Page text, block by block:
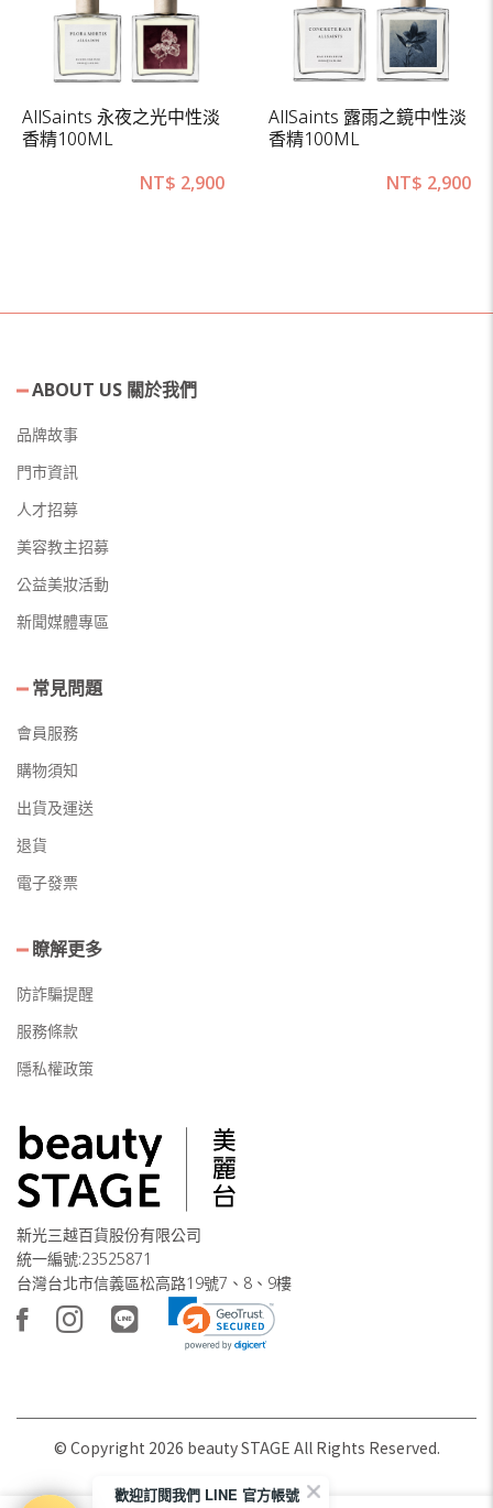
AllSaints 永夜之光中性淡
香精100ML
NT$ 2,900
AllSaints 露雨之鏡中性淡
香精100ML
NT$ 2,900
ABOUT US 關於我們
品牌故事
門市資訊
人才招募
美容教主招募
公益美妝活動
新聞媒體專區
常見問題
會員服務
購物須知
出貨及運送
退貨
電子發票
瞭解更多
防詐騙提醒
服務條款
隱私權政策
新光三越百貨股份有限公司
統一編號:23525871
台灣台北市信義區松高路19號7、8、9樓
© Copyright 2026 beauty STAGE All Rights Reserved.
歡迎訂閱我們 LINE 官方帳號